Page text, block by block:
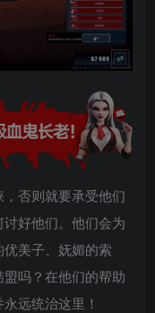
否则就要承受他们
好他们。他们会为
美子、妩媚的索
吗？在他们的帮助
远统治这里！